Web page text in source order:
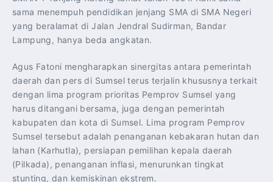
sama menempuh pendidikan jenjang SMA di SMA Negeri
yang beralamat di Jalan Jendral Sudirman, Bandar
Lampung, hanya beda angkatan.
Agus Fatoni mengharapkan sinergitas antara pemerintah
daerah dan pers di Sumsel terus terjalin khususnya terkait
dengan lima program prioritas Pemprov Sumsel yang
harus ditangani bersama, juga dengan pemerintah
kabupaten dan kota di Sumsel. Lima program Pemprov
Sumsel tersebut adalah penanganan kebakaran hutan dan
lahan (Karhutla), persiapan pemilihan kepala daerah
(Pilkada), penanganan inflasi, menurunkan tingkat
stunting, dan kemiskinan ekstrem.